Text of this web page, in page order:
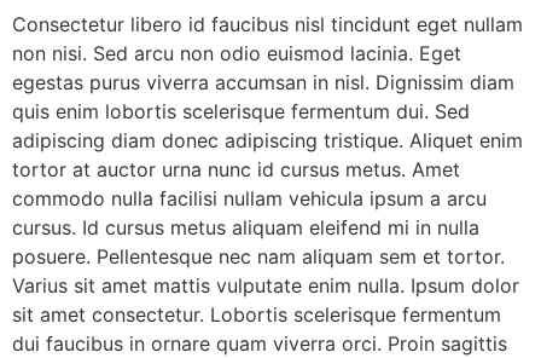
Consectetur libero id faucibus nisl tincidunt eget nullam
non nisi. Sed arcu non odio euismod lacinia. Eget
egestas purus viverra accumsan in nisl. Dignissim diam
quis enim lobortis scelerisque fermentum dui. Sed
adipiscing diam donec adipiscing tristique. Aliquet enim
tortor at auctor urna nunc id cursus metus. Amet
commodo nulla facilisi nullam vehicula ipsum a arcu
cursus. Id cursus metus aliquam eleifend mi in nulla
posuere. Pellentesque nec nam aliquam sem et tortor.
Varius sit amet mattis vulputate enim nulla. Ipsum dolor
sit amet consectetur. Lobortis scelerisque fermentum
dui faucibus in ornare quam viverra orci. Proin sagittis